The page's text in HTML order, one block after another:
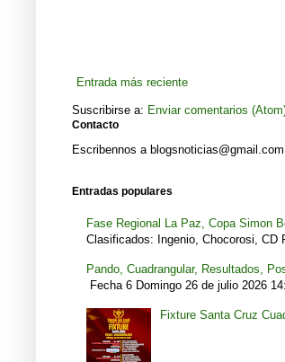
Entrada más reciente
Suscribirse a: Enviar comentarios
Contacto
Escribennos a blogsnoticias@gmail.com
Entradas populares
Fase Regional La Paz, Copa Simon
Clasificados: Ingenio, Chocorosi,
Pando, Cuadrangular, Resultados,
Fecha 6 Domingo 26 de julio 2026
Fixture Santa Cruz